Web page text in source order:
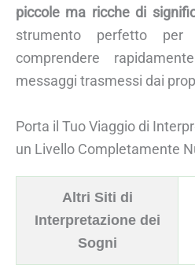
piccole ma ricche di
strumento perfetto
comprendere
messaggi trasmessi dai
Porta il Tuo Viaggio di
un Livello Completamente
Altri Siti di
Interpretazione dei
Sogni